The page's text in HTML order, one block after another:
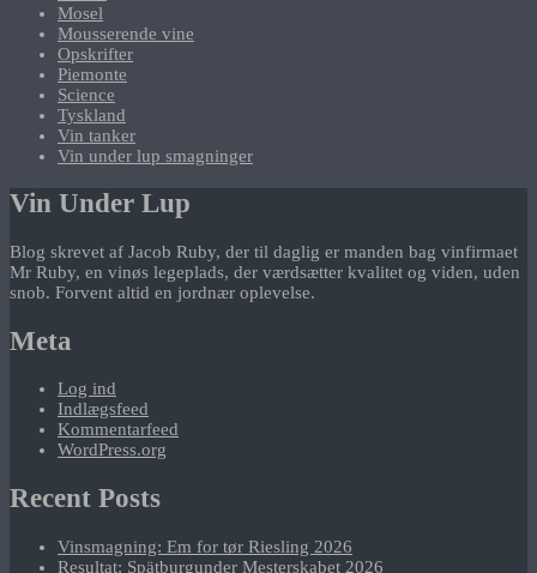
Mosel
Mousserende vine
Opskrifter
Piemonte
Science
Tyskland
Vin tanker
Vin under lup smagninger
Vin Under Lup
Blog skrevet af Jacob Ruby, der til daglig er manden bag vinfirmaet
Mr Ruby, en vinøs legeplads, der værdsætter kvalitet og viden, uden
snob. Forvent altid en jordnær oplevelse.
Meta
Log ind
Indlægsfeed
Kommentarfeed
WordPress.org
Recent Posts
Vinsmagning: Em for tør Riesling 2026
Resultat: Spätburgunder Mesterskabet 2026